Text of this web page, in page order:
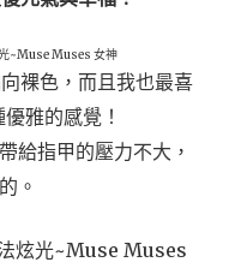
裸色，而且我也最喜
雅的感覺！
給指甲的壓力不大，
。